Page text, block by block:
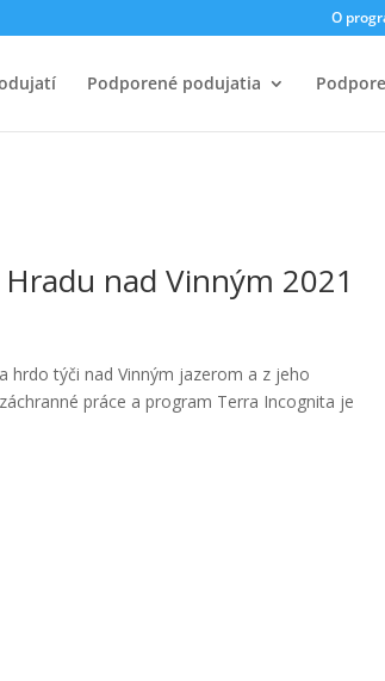
O
Podporené podujatia
nad Vinným 2021
hrdo týči nad Vinným jazerom a z jeho
práce a program Terra Incognita je